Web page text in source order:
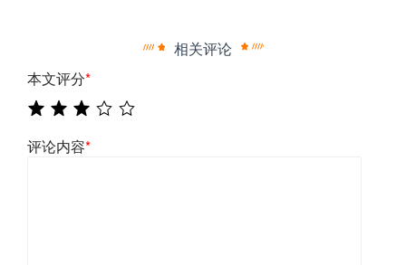
相关评论
本文评分*
评论内容*